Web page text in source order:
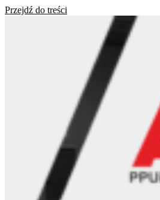
Przejdź do treści